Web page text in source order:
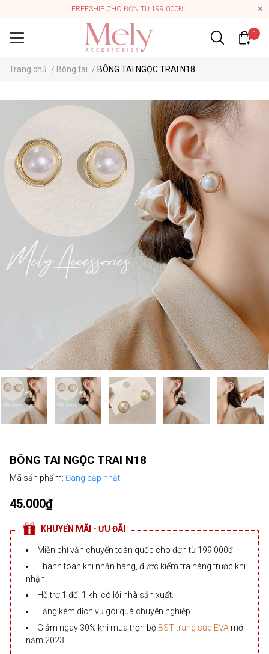
FREESHIP CHO ĐƠN TỪ 199.000Đ
0
Trang chủ / Bông tai / BÔNG TAI NGỌC TRAI N18
BÔNG TAI NGỌC TRAI N18
Mã sản phẩm: Đang cập nhật
45.000₫
KHUYẾN MÃI - ƯU ĐÃI
Miễn phí vận chuyển toàn quốc cho đơn từ 199.000đ.
Thanh toán khi nhận hàng, được kiểm tra hàng trước khi
nhận.
Hỗ trợ 1 đổi 1 khi có lỗi nhà sản xuất.
Tặng kèm dịch vụ gói quà chuyên nghiệp
Giảm ngay 30% khi mua trọn bộ BST trang sức EVA mới
năm 2023